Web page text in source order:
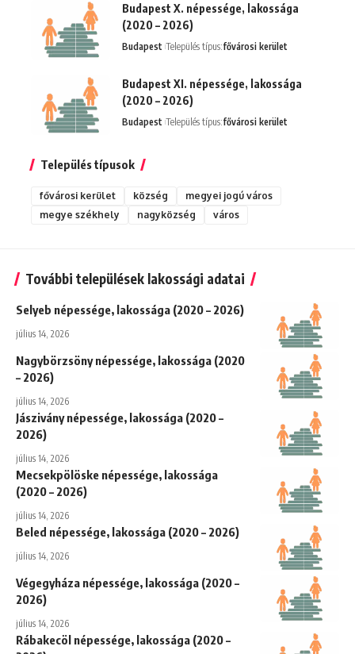
Budapest X. népessége, lakossága
(2020 – 2026)
Budapest Település típus:fővárosi kerület
Budapest XI. népessége, lakossága
(2020 – 2026)
Budapest Település típus:fővárosi kerület
Település típusok
fővárosi kerület község
megyei jogú város
megye székhely
nagyközség város
További települések lakossági adatai
Selyeb népessége, lakossága (2020 – 2026)
július 14, 2026
Nagybörzsöny népessége, lakossága (2020
– 2026)
július 14, 2026
Jászivány népessége, lakossága (2020 –
2026)
július 14, 2026
Mecsekpölöske népessége, lakossága
(2020 – 2026)
július 14, 2026
Beled népessége, lakossága (2020 – 2026)
július 14, 2026
Végegyháza népessége, lakossága (2020 –
2026)
július 14, 2026
Rábakecöl népessége, lakossága (2020 –